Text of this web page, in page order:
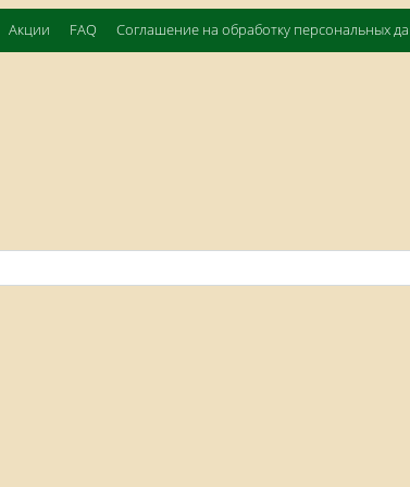
Акции FAQ Соглашение на обработку персональных